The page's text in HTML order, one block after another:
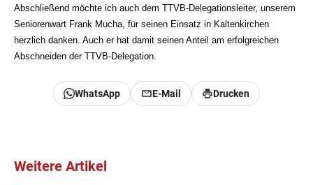
Abschließend möchte ich auch dem TTVB-Delegationsleiter, unserem
Seniorenwart Frank Mucha, für seinen Einsatz in Kaltenkirchen
herzlich danken. Auch er hat damit seinen Anteil am erfolgreichen
Abschneiden der TTVB-Delegation.
WhatsApp E-Mail Drucken
Weitere Artikel